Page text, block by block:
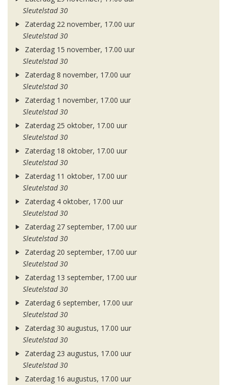
Sleutelstad 30
Zaterdag 22 november, 17.00 uur
Sleutelstad 30
Zaterdag 15 november, 17.00 uur
Sleutelstad 30
Zaterdag 8 november, 17.00 uur
Sleutelstad 30
Zaterdag 1 november, 17.00 uur
Sleutelstad 30
Zaterdag 25 oktober, 17.00 uur
Sleutelstad 30
Zaterdag 18 oktober, 17.00 uur
Sleutelstad 30
Zaterdag 11 oktober, 17.00 uur
Sleutelstad 30
Zaterdag 4 oktober, 17.00 uur
Sleutelstad 30
Zaterdag 27 september, 17.00 uur
Sleutelstad 30
Zaterdag 20 september, 17.00 uur
Sleutelstad 30
Zaterdag 13 september, 17.00 uur
Sleutelstad 30
Zaterdag 6 september, 17.00 uur
Sleutelstad 30
Zaterdag 30 augustus, 17.00 uur
Sleutelstad 30
Zaterdag 23 augustus, 17.00 uur
Sleutelstad 30
Zaterdag 16 augustus, 17.00 uur